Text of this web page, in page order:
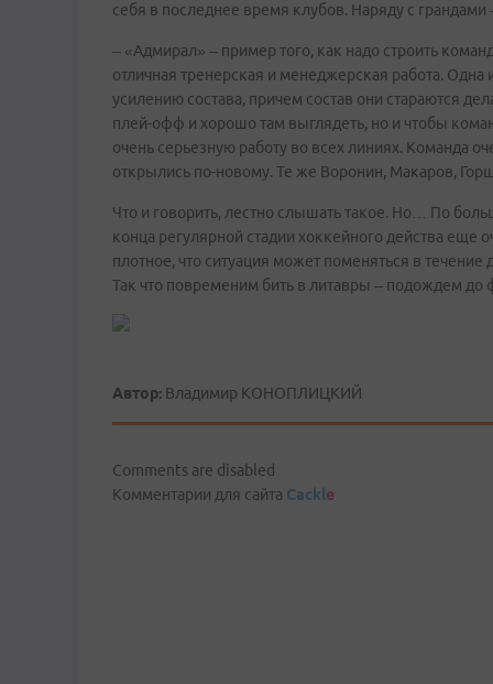
себя в последнее время клубов. Наряду с
– «Адмирал» – пример того, как надо строить
отличная тренерская и менеджерская работа.
усилению состава, причем состав они стараются
плей-офф и хорошо там выглядеть, но и чтобы
очень серьезную работу во всех линиях. Команда
открылись по-новому. Те же Воронин, Макаров,
Что и говорить, лестно слышать такое. Но… По
конца регулярной стадии хоккейного действа еще
плотное, что ситуация может поменяться в течение
Так что повременим бить в литавры – подождем до
Автор: Владимир КОНОПЛИЦКИЙ
Comments are disabled
Комментарии для сайта Cackle